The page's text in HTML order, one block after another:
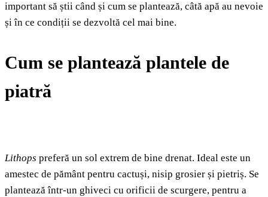
important să știi când și cum se plantează, câtă apă au nevoie
și în ce condiții se dezvoltă cel mai bine.
Cum se plantează plantele de
piatră
Lithops preferă un sol extrem de bine drenat. Ideal este un
amestec de pământ pentru cactuși, nisip grosier și pietriș. Se
plantează într-un ghiveci cu orificii de scurgere, pentru a